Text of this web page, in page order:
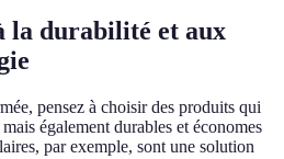
la durabilité et aux
pensez à choisir des produits qui
également durables et économes
par exemple, sont une solution